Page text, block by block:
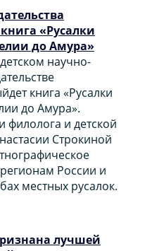
«Русалки
до Амура»
научно-
книга «Русалки
до Амура».
филолога и детской
Строкиной
России и
местных русалок.
лучшей